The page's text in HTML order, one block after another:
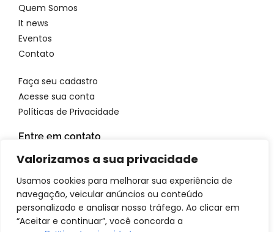
Valorizamos a sua privacidade
Usamos cookies para melhorar sua experiência de
navegação, veicular anúncios ou conteúdo
personalizado e analisar nosso tráfego. Ao clicar em
“Aceitar e continuar”, você concorda a
Quem Somos
It news
Eventos
Contato
Faça seu cadastro
Acesse sua conta
Políticas de Privacidade
Entre em contato
WhatsApp: 11 96923 4699
Email: atendimento@itbrandsbr.com